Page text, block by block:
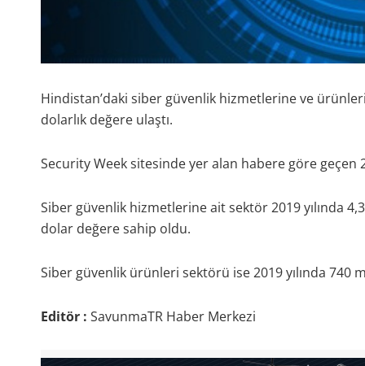
Hindistan’daki siber güvenlik hizmetlerine ve
dolarlık değere ulaştı.
Security Week sitesinde yer alan habere göre geçen
Siber güvenlik hizmetlerine ait sektör 2019 yılında
dolar değere sahip oldu.
Siber güvenlik ürünleri sektörü ise 2019 yılında 740
Editör : SavunmaTR Haber Merkezi